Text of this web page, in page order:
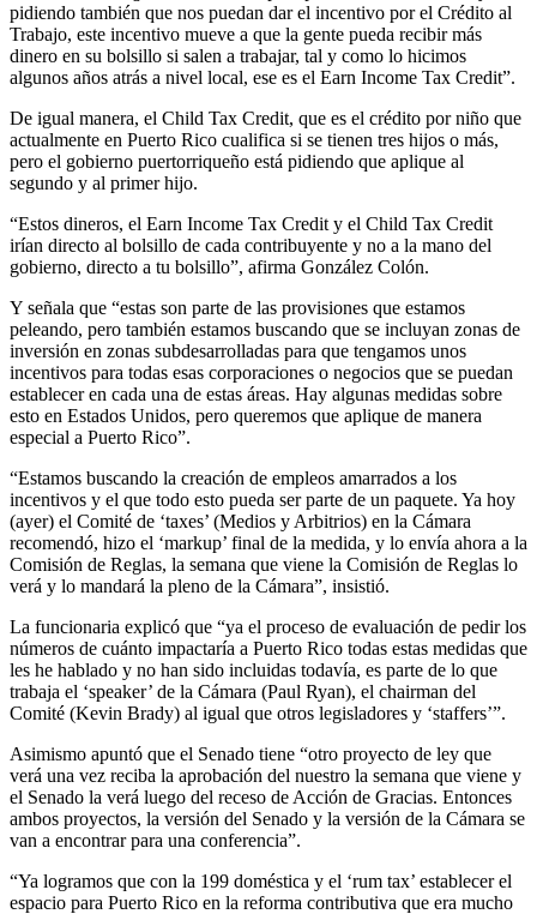
pidiendo también que nos puedan dar el incentivo por el Crédito al
Trabajo, este incentivo mueve a que la gente pueda recibir más
dinero en su bolsillo si salen a trabajar, tal y como lo hicimos
algunos años atrás a nivel local, ese es el Earn Income Tax Credit”.
De igual manera, el Child Tax Credit, que es el crédito por niño que
actualmente en Puerto Rico cualifica si se tienen tres hijos o más,
pero el gobierno puertorriqueño está pidiendo que aplique al
segundo y al primer hijo.
“Estos dineros, el Earn Income Tax Credit y el Child Tax Credit
irían directo al bolsillo de cada contribuyente y no a la mano del
gobierno, directo a tu bolsillo”, afirma González Colón.
Y señala que “estas son parte de las provisiones que estamos
peleando, pero también estamos buscando que se incluyan zonas de
inversión en zonas subdesarrolladas para que tengamos unos
incentivos para todas esas corporaciones o negocios que se puedan
establecer en cada una de estas áreas. Hay algunas medidas sobre
esto en Estados Unidos, pero queremos que aplique de manera
especial a Puerto Rico”.
“Estamos buscando la creación de empleos amarrados a los
incentivos y el que todo esto pueda ser parte de un paquete. Ya hoy
(ayer) el Comité de ‘taxes’ (Medios y Arbitrios) en la Cámara
recomendó, hizo el ‘markup’ final de la medida, y lo envía ahora a la
Comisión de Reglas, la semana que viene la Comisión de Reglas lo
verá y lo mandará la pleno de la Cámara”, insistió.
La funcionaria explicó que “ya el proceso de evaluación de pedir los
números de cuánto impactaría a Puerto Rico todas estas medidas que
les he hablado y no han sido incluidas todavía, es parte de lo que
trabaja el ‘speaker’ de la Cámara (Paul Ryan), el chairman del
Comité (Kevin Brady) al igual que otros legisladores y ‘staffers’”.
Asimismo apuntó que el Senado tiene “otro proyecto de ley que
verá una vez reciba la aprobación del nuestro la semana que viene y
el Senado la verá luego del receso de Acción de Gracias. Entonces
ambos proyectos, la versión del Senado y la versión de la Cámara se
van a encontrar para una conferencia”.
“Ya logramos que con la 199 doméstica y el ‘rum tax’ establecer el
espacio para Puerto Rico en la reforma contributiva que era mucho